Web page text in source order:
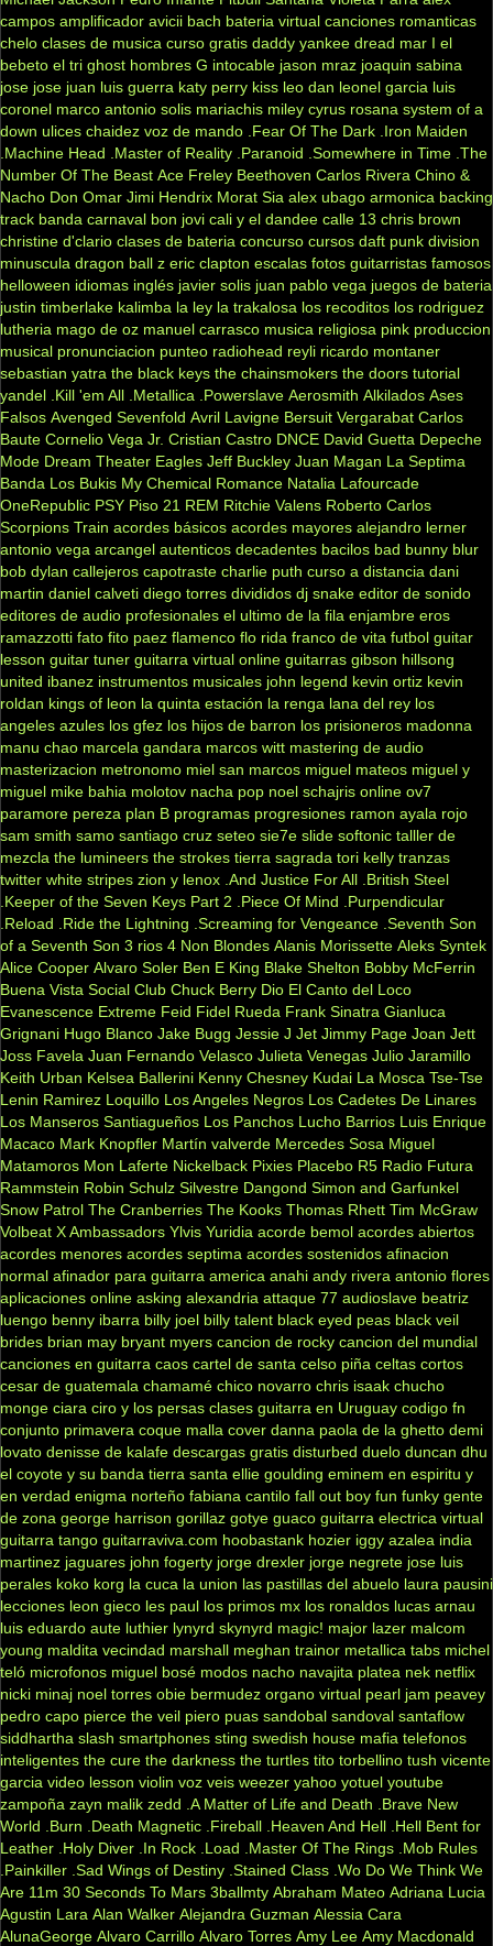
campos amplificador avicii bach bateria virtual canciones romanticas
chelo clases de musica curso gratis daddy yankee dread mar I el
bebeto el tri ghost hombres G intocable jason mraz joaquin sabina
jose jose juan luis guerra katy perry kiss leo dan leonel garcia luis
coronel marco antonio solis mariachis miley cyrus rosana system of a
down ulices chaidez voz de mando .Fear Of The Dark .Iron Maiden
.Machine Head
.Master of Reality .Paranoid .Somewhere in Time .The
Number Of The Beast Ace Freley Beethoven Carlos Rivera Chino &
Nacho Don Omar Jimi Hendrix Morat Sia alex ubago armonica backing
track banda carnaval bon jovi cali y el dandee calle 13 chris brown
christine d'clario clases de bateria concurso cursos daft punk division
minuscula dragon ball z eric clapton escalas fotos guitarristas famosos
helloween idiomas inglés javier solis juan pablo vega juegos de bateria
justin timberlake kalimba la ley la trakalosa los recoditos los rodriguez
lutheria mago de oz manuel carrasco musica religiosa pink produccion
musical pronunciacion punteo radiohead reyli ricardo montaner
sebastian yatra the black keys the chainsmokers the doors tutorial
yandel .Kill 'em All .Metallica .Powerslave Aerosmith Alkilados Ases
Falsos Avenged Sevenfold Avril Lavigne Bersuit Vergarabat Carlos
Baute Cornelio Vega Jr. Cristian Castro DNCE David Guetta Depeche
Mode Dream Theater Eagles Jeff Buckley Juan Magan La Septima
Banda Los Bukis My Chemical Romance Natalia Lafourcade
OneRepublic PSY Piso 21 REM Ritchie Valens Roberto Carlos
Scorpions Train acordes básicos acordes mayores alejandro lerner
antonio vega arcangel autenticos decadentes bacilos bad bunny blur
bob dylan callejeros capotraste charlie puth curso a distancia dani
martin daniel calveti diego torres divididos dj snake editor de sonido
editores de audio profesionales el ultimo de la fila enjambre eros
ramazzotti fato fito paez flamenco flo rida franco de vita futbol guitar
lesson guitar tuner guitarra virtual online guitarras gibson hillsong
united ibanez instrumentos musicales john legend kevin ortiz kevin
roldan kings of leon la quinta estación la renga lana del rey los
angeles azules los gfez los hijos de barron los prisioneros madonna
manu chao marcela gandara marcos witt mastering de audio
masterizacion metronomo miel san marcos miguel mateos miguel y
miguel mike bahia molotov nacha pop noel schajris online ov7
paramore pereza plan B programas progresiones ramon ayala rojo
sam smith samo santiago cruz seteo sie7e slide softonic talller de
mezcla the lumineers the strokes tierra sagrada tori kelly tranzas
twitter white stripes zion y lenox .And Justice For All .British Steel
.Keeper of the Seven Keys Part 2
.Piece Of Mind
.Purpendicular
.Reload
.Ride the Lightning .Screaming for Vengeance .Seventh Son
of a Seventh Son 3 rios 4 Non Blondes Alanis Morissette Aleks Syntek
Alice Cooper Alvaro Soler Ben E King Blake Shelton Bobby McFerrin
Buena Vista Social Club Chuck Berry Dio El Canto del Loco
Evanescence Extreme Feid Fidel Rueda Frank Sinatra Gianluca
Grignani Hugo Blanco Jake Bugg Jessie J Jet Jimmy Page Joan Jett
Joss Favela Juan Fernando Velasco Julieta Venegas Julio Jaramillo
Keith Urban Kelsea Ballerini Kenny Chesney Kudai La Mosca Tse-Tse
Lenin Ramirez Loquillo Los Angeles Negros Los Cadetes De Linares
Los Manseros Santiagueños Los Panchos Lucho Barrios Luis Enrique
Macaco Mark Knopfler Martín valverde Mercedes Sosa Miguel
Matamoros Mon Laferte Nickelback Pixies Placebo R5 Radio Futura
Rammstein Robin Schulz Silvestre Dangond Simon and Garfunkel
Snow Patrol The Cranberries The Kooks Thomas Rhett Tim McGraw
Volbeat X Ambassadors Ylvis Yuridia acorde bemol acordes abiertos
acordes menores acordes septima acordes sostenidos afinacion
normal afinador para guitarra america anahi andy rivera antonio flores
aplicaciones online asking alexandria attaque 77 audioslave beatriz
luengo benny ibarra billy joel billy talent black eyed peas black veil
brides brian may bryant myers cancion de rocky cancion del mundial
canciones en guitarra caos cartel de santa celso piña celtas cortos
cesar de guatemala chamamé chico novarro chris isaak chucho
monge ciara ciro y los persas clases guitarra en Uruguay codigo fn
conjunto primavera coque malla cover danna paola de la ghetto demi
lovato denisse de kalafe descargas gratis disturbed duelo duncan dhu
el coyote y su banda tierra santa ellie goulding eminem en espiritu y
en verdad enigma norteño fabiana cantilo fall out boy fun funky gente
de zona george harrison gorillaz gotye guaco guitarra electrica virtual
guitarra tango guitarraviva.com hoobastank hozier iggy azalea india
martinez jaguares john fogerty jorge drexler jorge negrete jose luis
perales koko korg la cuca la union las pastillas del abuelo laura pausini
lecciones leon gieco les paul los primos mx los ronaldos lucas arnau
luis eduardo aute luthier lynyrd skynyrd magic! major lazer malcom
young maldita vecindad marshall meghan trainor metallica tabs michel
teló microfonos miguel bosé modos nacho navajita platea nek netflix
nicki minaj noel torres obie bermudez organo virtual pearl jam peavey
pedro capo pierce the veil piero puas sandobal sandoval santaflow
siddhartha slash smartphones sting swedish house mafia telefonos
inteligentes the cure the darkness the turtles tito torbellino tush vicente
garcia video lesson violin voz veis weezer yahoo yotuel youtube
zampoña zayn malik zedd .A Matter of Life and Death
.Brave New
World
.Burn .Death Magnetic .Fireball .Heaven And Hell .Hell Bent for
Leather .Holy Diver .In Rock .Load .Master Of The Rings .Mob Rules
.Painkiller .Sad Wings of Destiny .Stained Class .Wo Do We Think We
Are 11m 30 Seconds To Mars 3ballmty Abraham Mateo Adriana Lucia
Agustin Lara Alan Walker Alejandra Guzman Alessia Cara
AlunaGeorge Alvaro Carrillo Alvaro Torres Amy Lee Amy Macdonald